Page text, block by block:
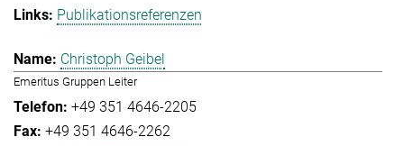
Publikationsreferenzen
Christoph Geibel
Emeritus Gruppen Leiter
+49 351 4646-2205
+49 351 4646-2262